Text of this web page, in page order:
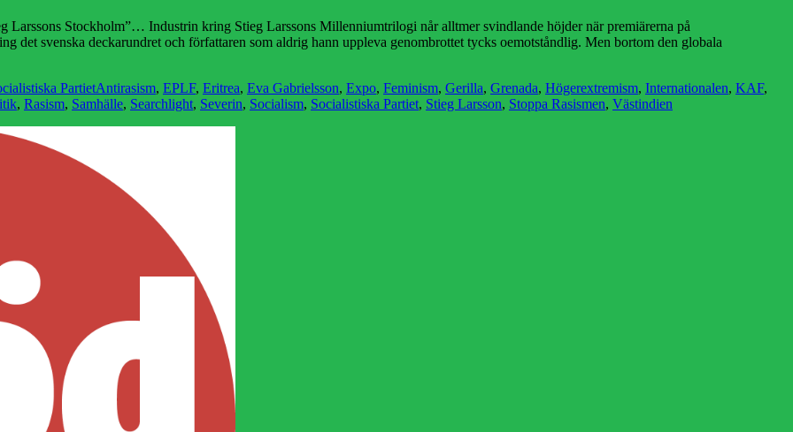
Larssons Stockholm”… Industrin kring Stieg Larssons Millenniumtrilogi når alltmer svindlande höjder när premiärerna på
det svenska deckarundret och författaren som aldrig hann uppleva genombrottet tycks oemotståndlig. Men bortom den globala
PartietEtiketter
Antirasism, EPLF, Eritrea, Eva Gabrielsson, Expo, Feminism, Gerilla, Grenada, Högerextremism, Internationalen, KAF,
, Rasism, Samhälle, Searchlight, Severin, Socialism, Socialistiska Partiet, Stieg Larsson, Stoppa Rasismen, Västindien